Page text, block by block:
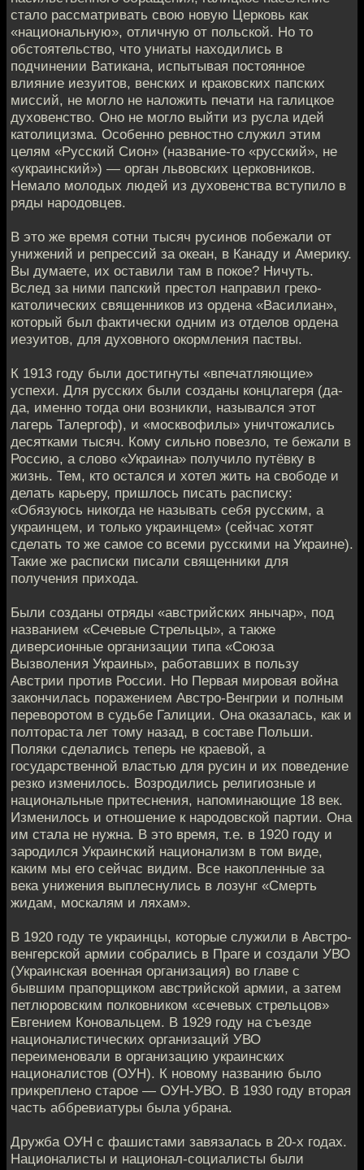
стало рассматривать свою новую Церковь как
«национальную», отличную от польской. Но то
обстоятельство, что униаты находились в
подчинении Ватикана, испытывая постоянное
влияние иезуитов, венских и краковских папских
миссий, не могло не наложить печати на галицкое
духовенство. Оно не могло выйти из русла идей
католицизма. Особенно ревностно служил этим
целям «Русский Сион» (название-то «русский», не
«украинский») — орган львовских церковников.
Немало молодых людей из духовенства вступило в
ряды народовцев.
В это же время сотни тысяч русинов побежали от
унижений и репрессий за океан, в Канаду и Америку.
Вы думаете, их оставили там в покое? Ничуть.
Вслед за ними папский престол направил греко-
католических священников из ордена «Василиан»,
который был фактически одним из отделов ордена
иезуитов, для духовного окормления паствы.
К 1913 году были достигнуты «впечатляющие»
успехи. Для русских были созданы концлагеря (да-
да, именно тогда они возникли, назывался этот
лагерь Талергоф), и «москвофилы» уничтожались
десятками тысяч. Кому сильно повезло, те бежали в
Россию, а слово «Украина» получило путёвку в
жизнь. Тем, кто остался и хотел жить на свободе и
делать карьеру, пришлось писать расписку:
«Обязуюсь никогда не называть себя русским, а
украинцем, и только украинцем» (сейчас хотят
сделать то же самое со всеми русскими на Украине).
Такие же расписки писали священники для
получения прихода.
Были созданы отряды «австрийских янычар», под
названием «Сечевые Стрельцы», а также
диверсионные организации типа «Союза
Вызволения Украины», работавших в пользу
Австрии против России. Но Первая мировая война
закончилась поражением Австро-Венгрии и полным
переворотом в судьбе Галиции. Она оказалась, как и
полтораста лет тому назад, в составе Польши.
Поляки сделались теперь не краевой, а
государственной властью для русин и их поведение
резко изменилось. Возродились религиозные и
национальные притеснения, напоминающие 18 век.
Изменилось и отношение к народовской партии. Она
им стала не нужна. В это время, т.е. в 1920 году и
зародился Украинский национализм в том виде,
каким мы его сейчас видим. Все накопленные за
века унижения выплеснулись в лозунг «Смерть
жидам, москалям и ляхам».
В 1920 году те украинцы, которые служили в Австро-
венгерской армии собрались в Праге и создали УВО
(Украинская военная организация) во главе с
бывшим прапорщиком австрийской армии, а затем
петлюровским полковником «сечевых стрельцов»
Евгением Коновальцем. В 1929 году на съезде
националистических организаций УВО
переименовали в организацию украинских
националистов (ОУН). К новому названию было
прикреплено старое — ОУН-УВО. В 1930 году вторая
часть аббревиатуры была убрана.
Дружба ОУН с фашистами завязалась в 20-х годах.
Националисты и национал-социалисты были